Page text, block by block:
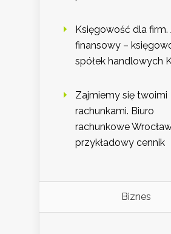
Księgowość dla
finansowy –
spółek handlowych
Zajmiemy się twoimi
rachunkami. Biuro
rachunkowe
przykładowy cennik
Biznes